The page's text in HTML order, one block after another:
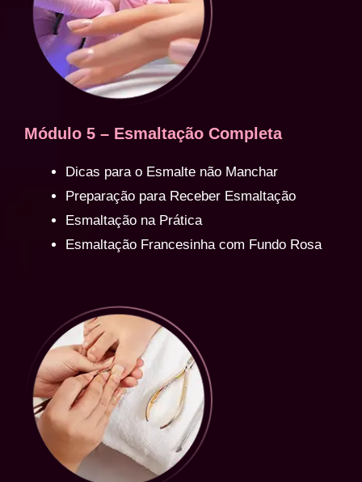
Módulo 5 – Esmaltação Completa
Dicas para o Esmalte não Manchar
Preparação para Receber Esmaltação
Esmaltação na Prática
Esmaltação Francesinha com Fundo Rosa